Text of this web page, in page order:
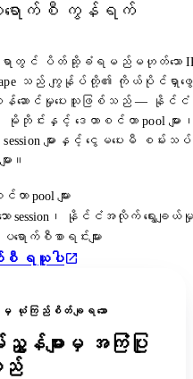
ပရောက်စီ ကွန်ရက်
စ်ဆေးရာတွင် ပိတ်ဆို့ခံရမည်မဟုတ်သော
သည် ကျွန်ုပ်တို့၏ ကိုယ်ပိုင်ရှာဖွေ
ဝန်ဆောင်မှုပေးသူဖြစ်သည် — နိုင်ငံ
မိုဘိုင်းနှင့် ဒေတာစင်တာ pool များ
များနှင့် ငွေမပေးမီ စမ်းသပ်
း။
pool များ
session၊ နိုင်ငံအလိုက် ရွေးချယ်မှု
က်စီစာရင်းများ
က်စီ ရယူပါ
ယုံကြည်စိတ်ချရသော
ညွှန်များမှ အကြံပြု
ည်